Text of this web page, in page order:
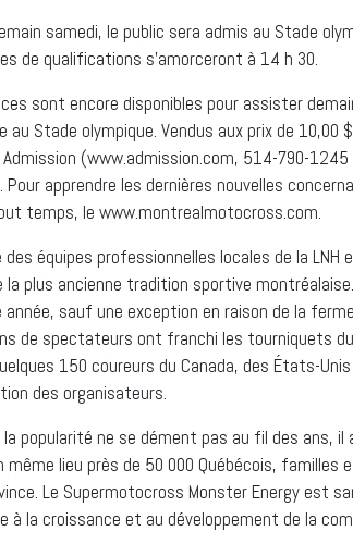
samedi, le public sera admis au Stade
de qualifications s’amorceront à 14 h 30.
sont encore disponibles pour assister
au Stade olympique. Vendus aux prix de
(www.admission.com, 514-790-
Pour apprendre les dernières nouvelles
temps, le www.montrealmotocross.com.
des équipes professionnelles locales de la LNH
la plus ancienne tradition sportive
sauf une exception en raison de la
de spectateurs ont franchi les tourniquets
150 coureurs du Canada, des États-
des organisateurs.
popularité ne se dément pas au fil des ans, il
même lieu près de 50 000 Québécois, familles
Le Supermotocross Monster Energy est
à la croissance et au développement de la